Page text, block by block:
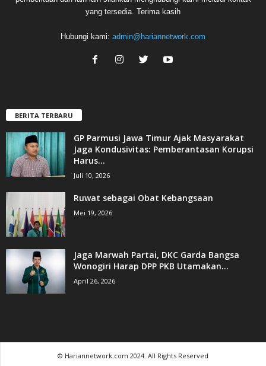
yang tersedia. Terima kasih
Hubungi kami: admin@hariannetwork.com
BERITA TERBARU
GP Parmusi Jawa Timur Ajak Masyarakat
Jaga Kondusivitas: Pemberantasan Korupsi
Harus...
Juli 10, 2026
Ruwat sebagai Obat Kebangsaan
Mei 19, 2026
Jaga Marwah Partai, DKC Garda Bangsa
Wonogiri Harap DPP PKB Utamakan...
April 26, 2026
© Hariannetwork.com 2024. All Rights Reserved